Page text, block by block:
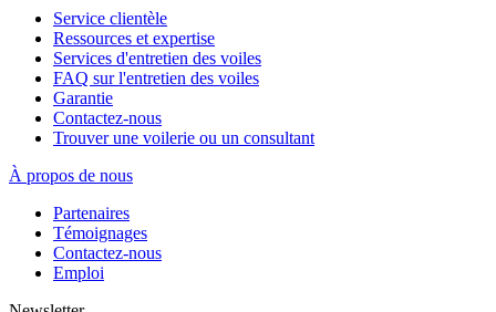
Service clientèle
Ressources et expertise
Services d'entretien des voiles
FAQ sur l'entretien des voiles
Garantie
Contactez-nous
Trouver une voilerie ou un consultant
À propos de nous
Partenaires
Témoignages
Contactez-nous
Emploi